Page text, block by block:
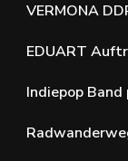
VERMONA
EDUART
Indiepop